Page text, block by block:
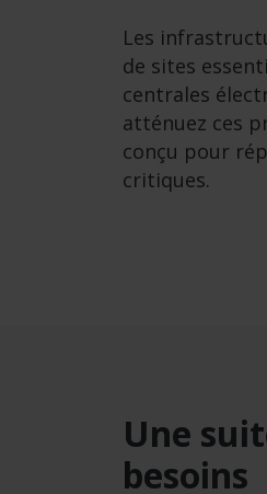
Les
de sites
centrales
atténuez ces
conçu pour
critiques.
Une
besoins